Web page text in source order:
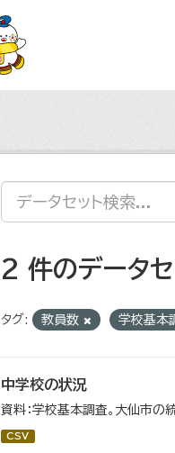
2 件のデータ
タグ: 教員数 学校基本
中学校の状況
資料：学校基本調査。大仙市の
CSV